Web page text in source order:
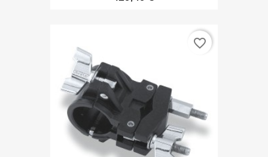
favorite_border